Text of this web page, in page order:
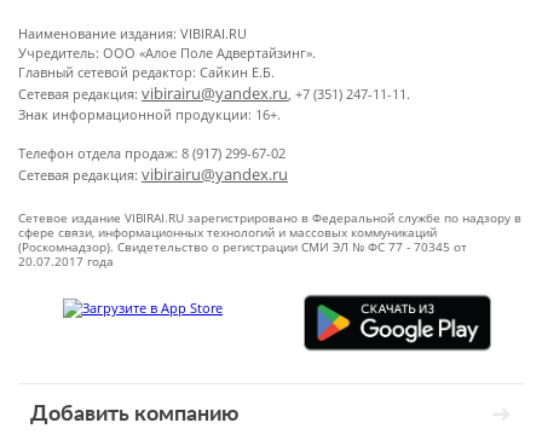
Наименование издания: VIBIRAI.RU
Учредитель: ООО «Алое Поле Адвертайзинг».
Главный сетевой редактор: Сайкин Е.Б.
Сетевая редакция: vibirairu@yandex.ru, +7 (351) 247-11-11.
Знак информационной продукции: 16+.
Телефон отдела продаж: 8 (917) 299-67-02
Сетевая редакция: vibirairu@yandex.ru
Сетевое издание VIBIRAI.RU зарегистрировано в Федеральной службе по надзору в
сфере связи, информационных технологий и массовых коммуникаций
(Роскомнадзор). Свидетельство о регистрации СМИ ЭЛ № ФС 77 - 70345 от
20.07.2017 года
Добавить компанию